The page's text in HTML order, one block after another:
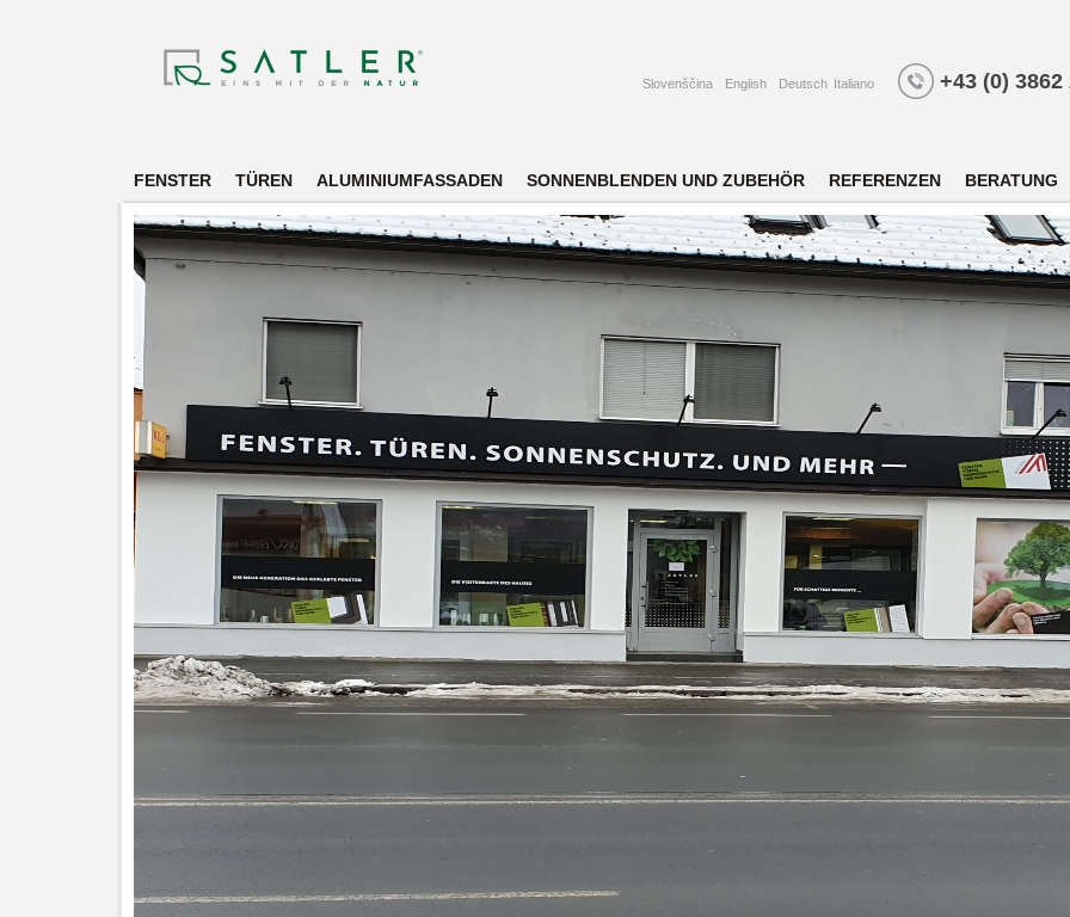
+43 (0) 3862
Slovenščina English Deutsch Italiano
FENSTER TÜREN ALUMINIUMFASSADEN SONNENBLENDEN UND ZUBEHÖR REFERENZEN BERATUNG